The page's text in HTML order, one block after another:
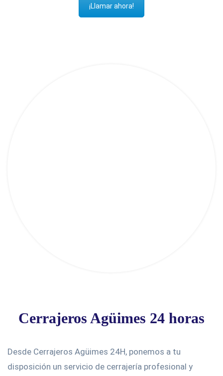
¡Llamar ahora!
Cerrajeros Agüimes 24 horas
Desde Cerrajeros Agüimes 24H, ponemos a tu
disposición un servicio de cerrajería profesional y